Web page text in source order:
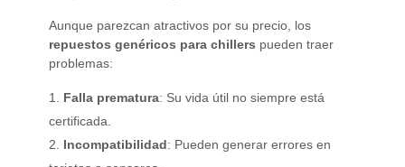
Aunque parezcan atractivos por su precio, los
repuestos genéricos para chillers pueden traer
problemas:
Falla prematura: Su vida útil no siempre está
certificada.
Incompatibilidad: Pueden generar errores en